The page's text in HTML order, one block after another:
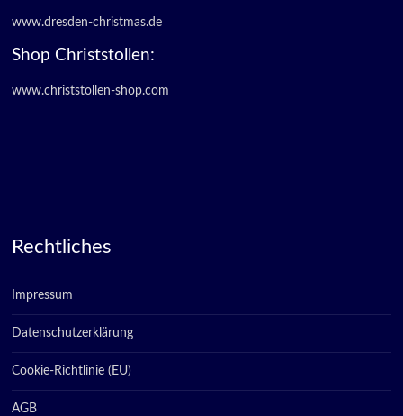
www.dresden-christmas.de
Shop Christstollen:
www.christstollen-shop.com
Rechtliches
Impressum
Datenschutzerklärung
Cookie-Richtlinie (EU)
AGB